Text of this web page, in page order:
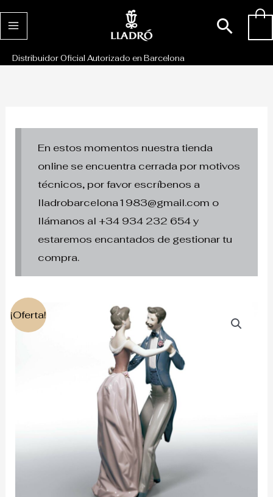
al
Distribuidor Oficial Autorizado en Barcelona
En estos momentos nuestra tienda
online se encuentra cerrada por motivos
técnicos, por favor escríbenos a
lladrobarcelona1983@gmail.com o
llámanos al +34 934 232 654 y
estaremos encantados de gestionar tu
compra.
¡Oferta!
precio
original
840€.
El
precio
actual
es:
490€.